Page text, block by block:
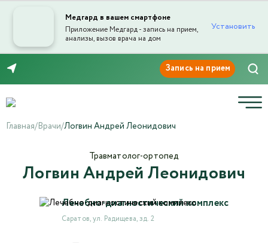
Медгард в вашем смартфоне
Приложение Медгард - запись на прием,
анализы, вызов врача на дом
Установить
Главная/Врачи/Логвин Андрей Леонидович
Логвин Андрей Леонидович
Лечебно-диагностический комплекс
Саратов, ул. Радищева, зд. 2
Травматолог-ортопед
Отправка отзыва
Текст отзыва*
Ваша оценка